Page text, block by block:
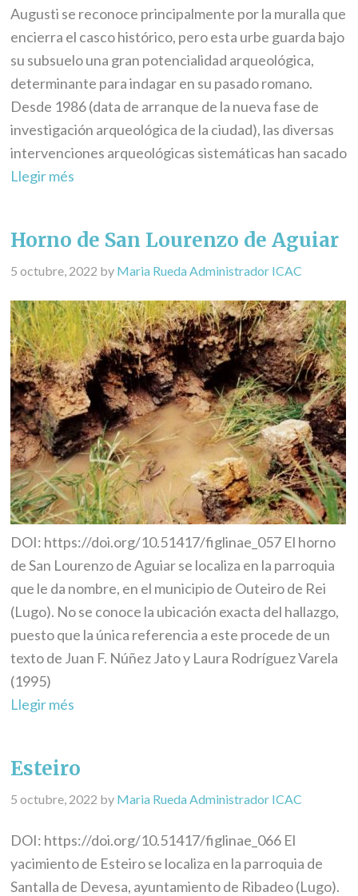
Augusti se reconoce principalmente por la muralla que
encierra el casco histórico, pero esta urbe guarda bajo
su subsuelo una gran potencialidad arqueológica,
determinante para indagar en su pasado romano.
Desde 1986 (data de arranque de la nueva fase de
investigación arqueológica de la ciudad), las diversas
intervenciones arqueológicas sistemáticas han sacado
Llegir més
Horno de San Lourenzo de Aguiar
5 octubre, 2022 by Maria Rueda Administrador ICAC
DOI: https://doi.org/10.51417/figlinae_057 El horno
de San Lourenzo de Aguiar se localiza en la parroquia
que le da nombre, en el municipio de Outeiro de Rei
(Lugo). No se conoce la ubicación exacta del hallazgo,
puesto que la única referencia a este procede de un
texto de Juan F. Núñez Jato y Laura Rodríguez Varela
(1995)
Llegir més
Esteiro
5 octubre, 2022 by Maria Rueda Administrador ICAC
DOI: https://doi.org/10.51417/figlinae_066 El
yacimiento de Esteiro se localiza en la parroquia de
Santalla de Devesa, ayuntamiento de Ribadeo (Lugo).